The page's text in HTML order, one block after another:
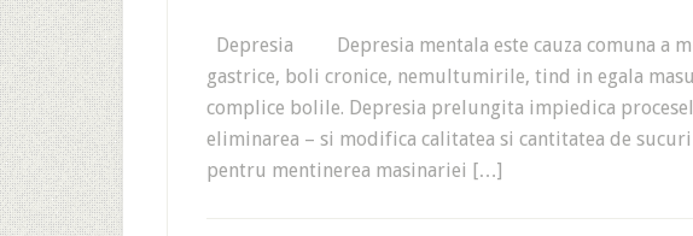
Depresia Depresia mentala este cauza comuna
gastrice, boli cronice, nemultumirile, tind in egala
complice bolile. Depresia prelungita impiedica
eliminarea – si modifica calitatea si cantitatea de
pentru mentinerea masinariei […]